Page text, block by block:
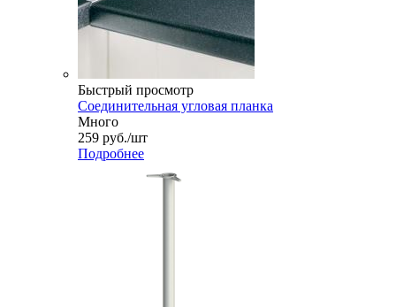
Быстрый просмотр
Соединительная угловая планка
Много
259 руб./шт
Подробнее